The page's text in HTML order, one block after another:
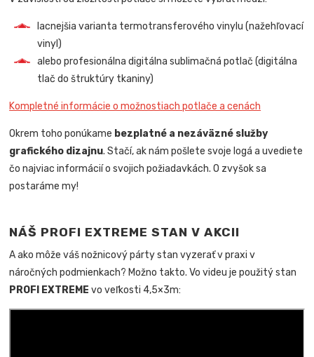
lacnejšia varianta termotransferového vinylu (nažehľovací
vinyl)
alebo profesionálna digitálna sublimačná potlač (digitálna
tlač do štruktúry tkaniny)
Kompletné informácie o možnostiach potlače a cenách
Okrem toho ponúkame bezplatné a nezáväzné služby
grafického dizajnu. Stačí, ak nám pošlete svoje logá a uvediete
čo najviac informácií o svojich požiadavkách. O zvyšok sa
postaráme my!
NÁŠ PROFI EXTREME STAN V AKCII
A ako môže váš nožnicový párty stan vyzerať v praxi v
náročných podmienkach? Možno takto. Vo videu je použitý stan
PROFI EXTREME vo veľkosti 4,5×3m: